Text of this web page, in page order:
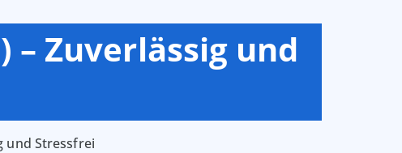
Zuverlässig und
und Stressfrei